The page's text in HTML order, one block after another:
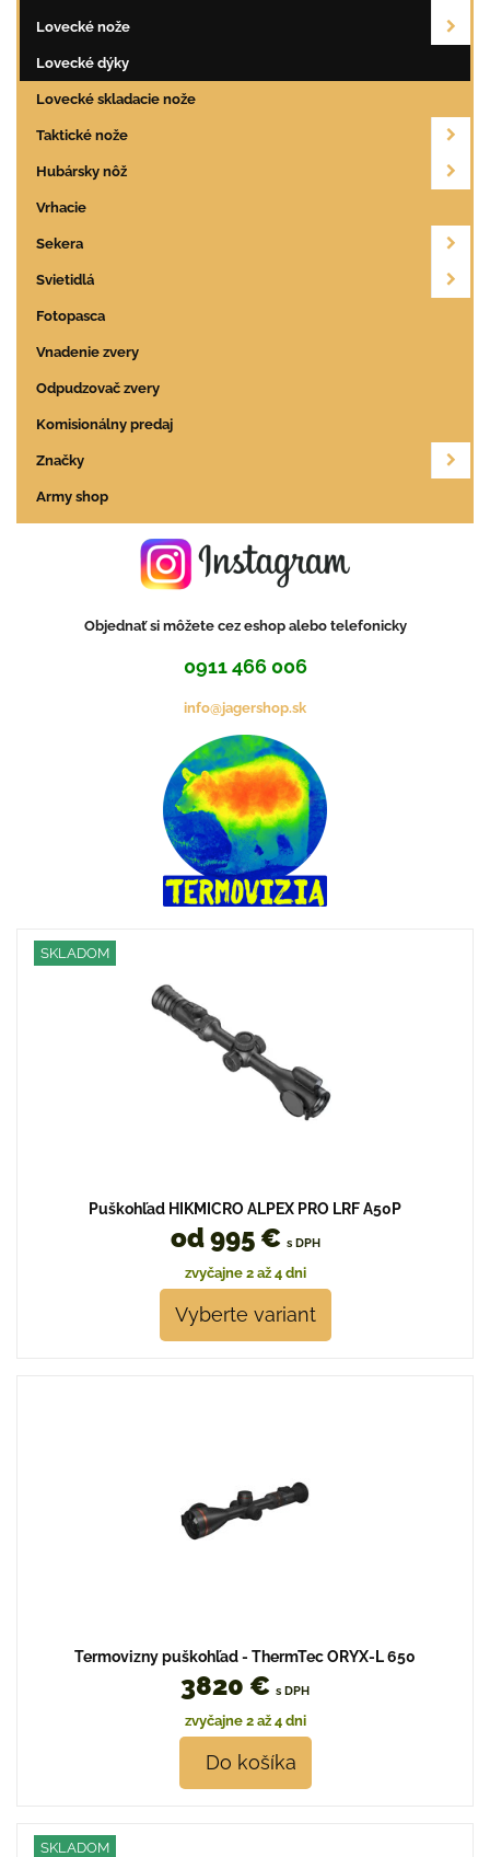
Lovecké nože
Lovecké dýky
Lovecké skladacie nože
Taktické nože
Hubársky nôž
Vrhacie
Sekera
Svietidlá
Fotopasca
Vnadenie zvery
Odpudzovač zvery
Komisionálny predaj
Značky
Army shop
Objednať si môžete cez eshop alebo telefonicky
0911 466 006
info@jagershop.sk
SKLADOM
Puškohľad HIKMICRO ALPEX PRO LRF A50P
od 995 € s DPH
zvyčajne 2 až 4 dni
Vyberte variant
Termovizny puškohľad - ThermTec ORYX-L 650
3820 € s DPH
zvyčajne 2 až 4 dni
Do košíka
SKLADOM